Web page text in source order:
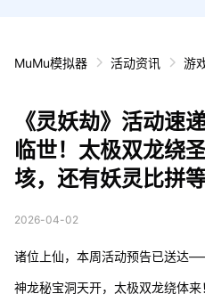
MuMu模拟器 活动资讯 游
《灵妖劫》活动速
临世！太极双龙绕
垓，还有妖灵比拼等
2026-04-02
诸位上仙，本周活动预告已送达
神龙秘宝洞天开，太极双龙绕体来